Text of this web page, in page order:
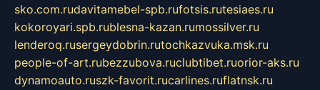
sko.com.rudavitamebel-spb.rufotsis.rutesiaes.ru
kokoroyari.spb.rublesna-kazan.rumossilver.ru
lenderoq.rusergeydobrin.rutochkazvuka.msk.ru
people-of-art.rubezzubova.ruclubtibet.ruorior-aks.ru
dynamoauto.ruszk-favorit.rucarlines.ruflatnsk.ru